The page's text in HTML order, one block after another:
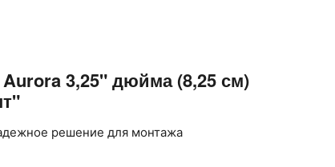
3,25" дюйма (8,25 см)
решение для монтажа